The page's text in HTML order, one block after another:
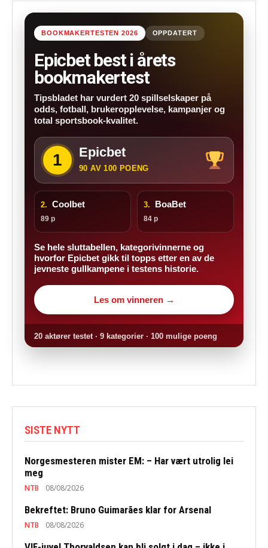
BOOKMAKERTESTEN 2026 OPPDATERT
Epicbet best i årets
bookmakertest
Tipsbladet har vurdert 20 spillselskaper på
odds, fotball, brukeropplevelse, kampanjer og
total sportsbook-kvalitet.
1 Epicbet
90 AV 100 POENG
2. Coolbet
89 p
3. BoaBet
84 p
Se hele sluttabellen, kategorivinnerne og
hvorfor Epicbet gikk til topps etter en av de
jevneste gullkampene i testens historie.
Les om vinneren →
20 aktører testet · 9 kategorier · 100 mulige poeng
SISTE NYTT
Norgesmesteren mister EM: – Har vært utrolig lei
meg
NTB 08/08/2026
Bekreftet: Bruno Guimarães klar for Arsenal
NTB 08/08/2026